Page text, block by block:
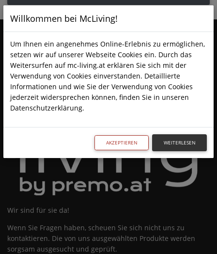
Wir sind für sie da!
Wenn Sie Fragen haben, scheuen Sie sich nicht uns zu
kontaktieren. Die von uns ausgewählten Produkte werden
sorgsam ausgesucht und geprüft.
Willkommen bei McLiving!
Um Ihnen ein angenehmes Online-Erlebnis zu ermöglichen,
setzen wir auf unserer Webseite Cookies ein. Durch das
Weitersurfen auf mc-living.at erklären Sie sich mit der
Verwendung von Cookies einverstanden. Detaillierte
Informationen und wie Sie der Verwendung von Cookies
jederzeit widersprechen können, finden Sie in unseren
Datenschutzerklärung.
AKZEPTIEREN WEITERLESEN